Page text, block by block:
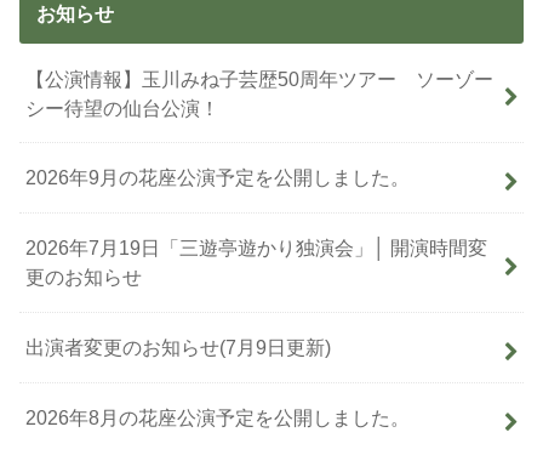
お知らせ
【公演情報】玉川みね子芸歴50周年ツアー ソーゾー
シー待望の仙台公演！
2026年9月の花座公演予定を公開しました。
2026年7月19日「三遊亭遊かり独演会」│ 開演時間変
更のお知らせ
出演者変更のお知らせ(7月9日更新)
2026年8月の花座公演予定を公開しました。